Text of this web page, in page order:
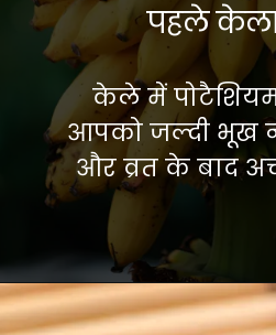
पहले
केले में पोटैशियम
आपको जल्दी भूख
और व्रत के बाद